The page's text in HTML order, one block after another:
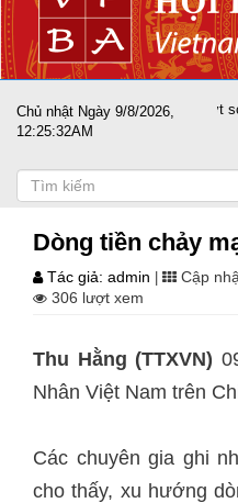
Chủ nhật Ngày 9/8/2026,
12:25:32AM
cùng doanh nghiệp vượt sóng
Dòng tiền chảy
Tác giả: admin Cập
306 lượt xem
Thu Hằng (TTXVN)
Nhân Việt Nam trên
Các chuyên gia ghi
cho thấy, xu hướng